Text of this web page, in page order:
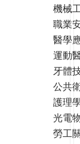
機械
職業
醫學
運動
牙體
公共
護理
光電
勞工